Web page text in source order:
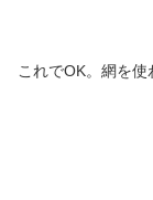
これでOK。網を使